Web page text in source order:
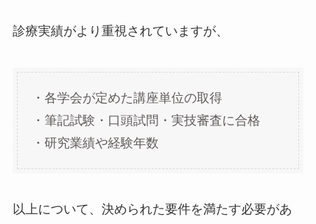
診療実績がより重視されていますが、
・各学会が定めた講座単位の取得
・筆記試験・口頭試問・実技審査に合格
・研究業績や経験年数
以上について、決められた要件を満たす必要があ